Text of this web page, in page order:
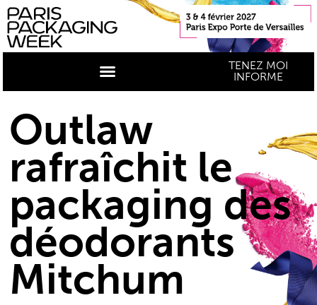
TENEZ MOI
INFORME
Outlaw
rafraîchit le
packaging des
déodorants
Mitchum